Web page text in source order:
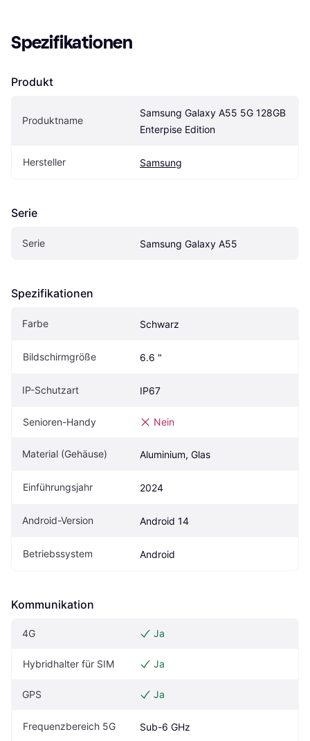
Spezifikationen
Produkt
Produktname
Samsung Galaxy A55 5G 128GB
Enterpise Edition
Hersteller Samsung
Serie
Serie Samsung Galaxy A55
Spezifikationen
Farbe Schwarz
Bildschirmgröße 6.6 "
IP-Schutzart IP67
Senioren-Handy Nein
Material (Gehäuse) Aluminium, Glas
Einführungsjahr 2024
Android-Version Android 14
Betriebssystem Android
Kommunikation
4G Ja
Hybridhalter für SIM Ja
GPS Ja
Frequenzbereich 5G Sub-6 GHz